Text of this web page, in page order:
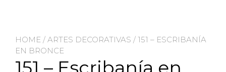
HOME / ARTES DECORATIVAS / 151 – ESCRIBANÍA
EN BRONCE
151 – Escribanía en